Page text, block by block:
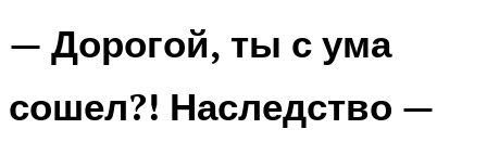
— Дорогой, ты с ума
сошел?! Наследство —